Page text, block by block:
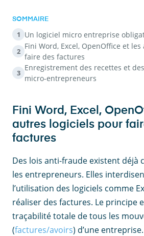
SOMMAIRE
1 Un logiciel micro entreprise
2
Fini Word, Excel, OpenOffice et
faire des factures
3
Enregistrement des recettes et
micro-entrepreneurs
Fini Word, Excel,
autres logiciels pour
factures
Des lois anti-fraude existent déjà
les entrepreneurs. Elles
l’utilisation des logiciels comme
réaliser des factures. Le principe
traçabilité totale de tous les
(factures/avoirs) d’une